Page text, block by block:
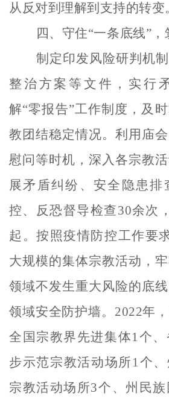
从反对到理解到支持的转变
四、守住“一条底线”
制定印发风险研判机
整治方案等文件，实行
解“零报告”工作制度，及
教团结稳定情况。利用庙
慰问等时机，深入各宗教
展矛盾纠纷、安全隐患排
控、反恐督导检查30余次
起。按照疫情防控工作要
大规模的集体宗教活动，
领域不发生重大风险的底
领域安全防护墙。2022年
全国宗教界先进集体1个
步示范宗教活动场所1个
宗教活动场所3个、州民